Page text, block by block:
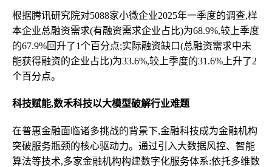
根据腾讯研究院对5088家小微企业2025年一季度的调查,样
本企业总融资需求(有融资需求企业占比)为68.9%,较上季度
的67.9%回升了1个百分点;实际融资缺口(总融资需求中未
能获得融资的企业占比)为33.6%,较上季度的31.6%上升了2
个百分点。
科技赋能,数禾科技以大模型破解行业难题
在普惠金融面临诸多挑战的背景下,金融科技成为金融机构
突破服务瓶颈的核心驱动力。通过引入大数据风控、智能
算法等技术,多家金融机构构建数字化服务体系:依托多维数